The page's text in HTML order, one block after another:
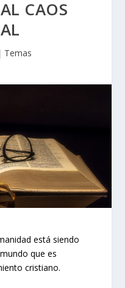
CAOS
Temas
está siendo
que es
cristiano.